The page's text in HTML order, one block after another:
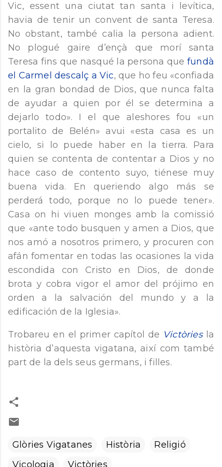
Vic, essent una ciutat tan santa i levítica,
havia de tenir un convent de santa Teresa.
No obstant, també calia la persona adient.
No plogué gaire d’ençà que morí santa
Teresa fins que nasqué la persona que fundà
el Carmel descalç a Vic, que ho feu «confiada
en la gran bondad de Dios, que nunca falta
de ayudar a quien por él se determina a
dejarlo todo». I el que aleshores fou «un
portalito de Belén» avui «esta casa es un
cielo, si lo puede haber en la tierra. Para
quien se contenta de contentar a Dios y no
hace caso de contento suyo, tiénese muy
buena vida. En queriendo algo más se
perderá todo, porque no lo puede tener».
Casa on hi viuen monges amb la comissió
que «ante todo busquen y amen a Dios, que
nos amó a nosotros primero, y procuren con
afán fomentar en todas las ocasiones la vida
escondida con Cristo en Dios, de donde
brota y cobra vigor el amor del prójimo en
orden a la salvación del mundo y a la
edificación de la Iglesia».
Trobareu en el primer capítol de Victòriesla
història d’aquesta vigatana, així com també
part de la dels seus germans, i filles.
Glòries Vigatanes Història
Religió
Vicologia
Victòries